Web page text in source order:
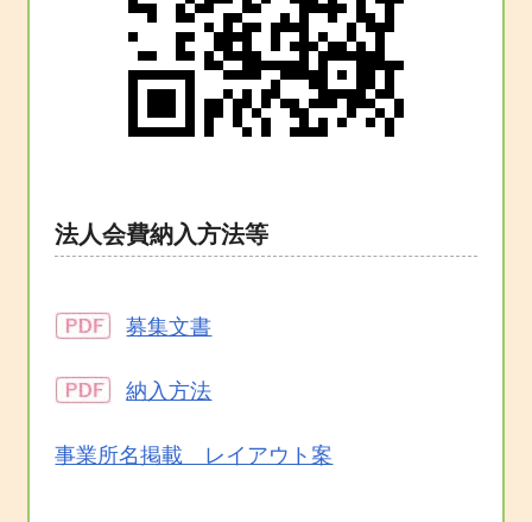
法人会費納入方法等
募集文書
納入方法
事業所名掲載 レイアウト案